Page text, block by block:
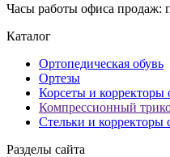
Часы работы офиса продаж:
Каталог
Ортопедическая обувь
Ортезы
Корсеты и корректоры
Компрессионный
Стельки и корректоры
Разделы сайта